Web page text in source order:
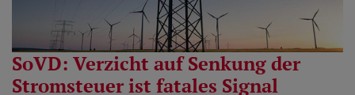
SoVD: Verzicht auf Senkung der
Stromsteuer ist fatales Signal